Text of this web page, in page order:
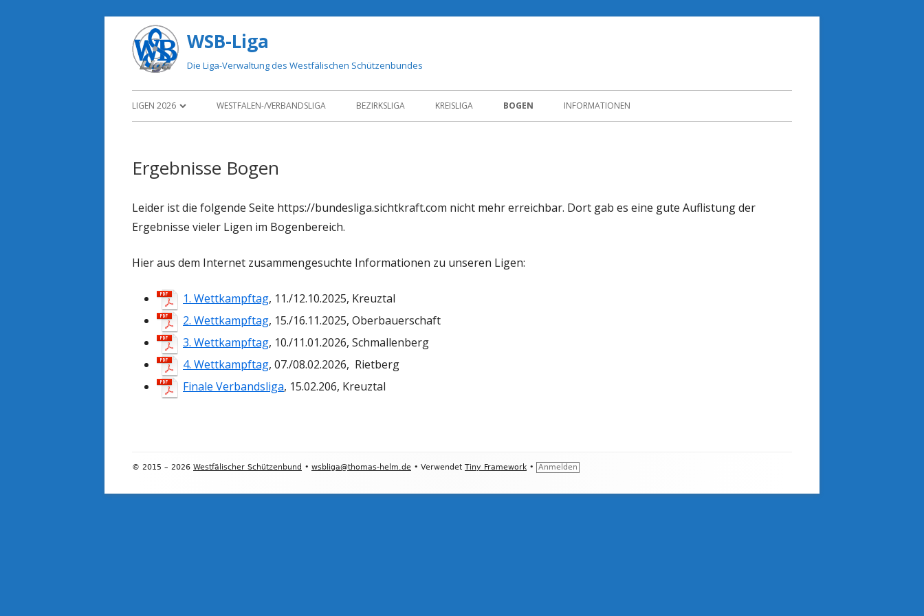
WSB-Liga
Die Liga-Verwaltung des Westfälischen Schützenbundes
Primäres
LIGEN 2026
ARCHIV
WESTFALEN-/VERBANDSLIGA BEZIRKSLIGA KREISLIGA BOGEN INFORMATIONEN
Ergebnisse Bogen
Leider ist die folgende Seite https://bundesliga.sichtkraft.com nicht mehr erreichbar. Dort gab es eine gute Auflistung der
Ergebnisse vieler Ligen im Bogenbereich.
Hier aus dem Internet zusammengesuchte Informationen zu unseren Ligen:
1. Wettkampftag, 11./12.10.2025, Kreuztal
2. Wettkampftag, 15./16.11.2025, Oberbauerschaft
3. Wettkampftag, 10./11.01.2026, Schmallenberg
4. Wettkampftag, 07./08.02.2026, Rietberg
Finale Verbandsliga, 15.02.206, Kreuztal
Footer
© 2015 – 2026 Westfälischer Schützenbund • wsbliga@thomas-helm.de • Verwendet Tiny Framework • Anmelden